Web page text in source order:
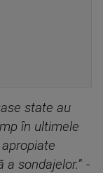
state au
în ultimele
a sondajelor.” -